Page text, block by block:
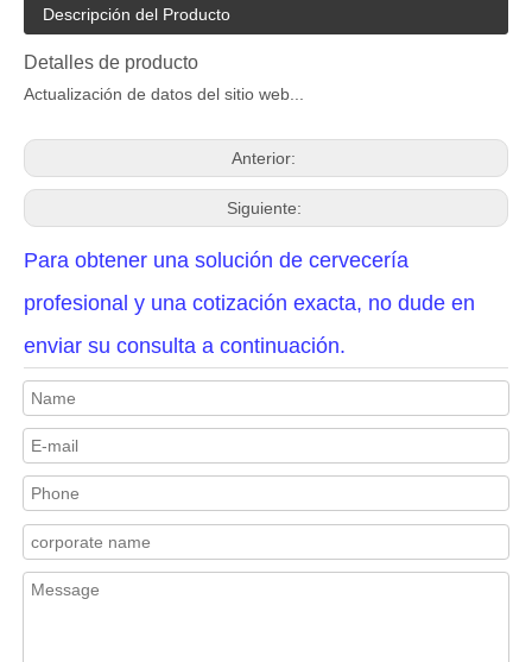
Descripción del Producto
Detalles de producto
Actualización de datos del sitio web...
Anterior:
Siguiente:
Para obtener una solución de cervecería
profesional y una cotización exacta, no dude en
enviar su consulta a continuación.